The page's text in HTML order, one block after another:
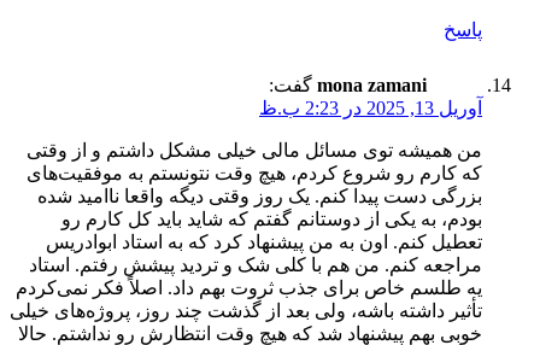
پاسخ
mona zamani گفت:
آوریل 13, 2025 در 2:23 ب.ظ
من همیشه توی مسائل مالی خیلی مشکل داشتم و از وقتی
که کارم رو شروع کردم، هیچ وقت نتونستم به موفقیت‌های
بزرگی دست پیدا کنم. یک روز وقتی دیگه واقعا ناامید شده
بودم، به یکی از دوستانم گفتم که شاید باید کل کارم رو
تعطیل کنم. اون به من پیشنهاد کرد که به استاد ابوادریس
مراجعه کنم. من هم با کلی شک و تردید پیشش رفتم. استاد
یه طلسم خاص برای جذب ثروت بهم داد. اصلاً فکر نمی‌کردم
تأثیر داشته باشه، ولی بعد از گذشت چند روز، پروژه‌های خیلی
خوبی بهم پیشنهاد شد که هیچ وقت انتظارش رو نداشتم. حالا